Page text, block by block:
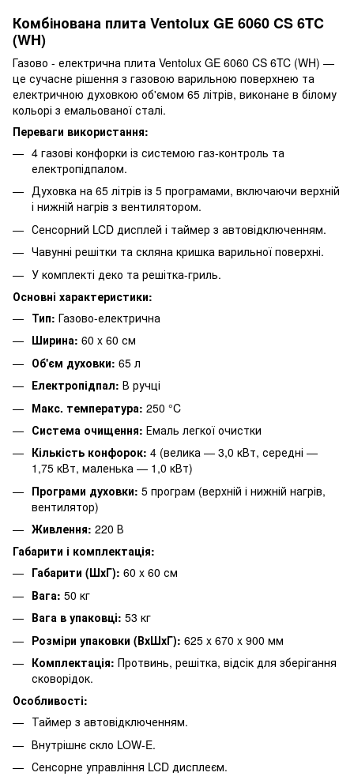
Комбінована плита Ventolux GE 6060 CS 6TC
(WH)
Газово - електрична плита Ventolux GE 6060 CS 6TC (WH) —
це сучасне рішення з газовою варильною поверхнею та
електричною духовкою об'ємом 65 літрів, виконане в білому
кольорі з емальованої сталі.
Переваги використання:
4 газові конфорки із системою газ-контроль та
електропідпалом.
Духовка на 65 літрів із 5 програмами, включаючи верхній
і нижній нагрів з вентилятором.
Сенсорний LCD дисплей і таймер з автовідключенням.
Чавунні решітки та скляна кришка варильної поверхні.
У комплекті деко та решітка-гриль.
Основні характеристики:
Тип: Газово-електрична
Ширина: 60 x 60 см
Об'єм духовки: 65 л
Електропідпал: В ручці
Макс. температура: 250 °C
Система очищення: Емаль легкої очистки
Кількість конфорок: 4 (велика — 3,0 кВт, середні —
1,75 кВт, маленька — 1,0 кВт)
Програми духовки: 5 програм (верхній і нижній нагрів,
вентилятор)
Живлення: 220 В
Габарити і комплектація:
Габарити (ШхГ): 60 x 60 см
Вага: 50 кг
Вага в упаковці: 53 кг
Розміри упаковки (ВхШхГ): 625 x 670 x 900 мм
Комплектація: Протвинь, решітка, відсік для зберігання
сковорідок.
Особливості:
Таймер з автовідключенням.
Внутрішнє скло LOW-E.
Сенсорне управління LCD дисплеєм.